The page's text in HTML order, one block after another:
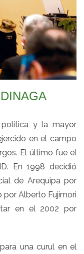
y la mayor
en el campo
El último fue el
En 1998 decidió
de Arequipa por
por Alberto Fujimori
en el 2002 por
una curul en el